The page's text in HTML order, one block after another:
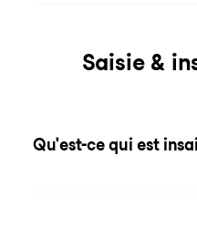
Saisie &
Qu'est-ce qui est